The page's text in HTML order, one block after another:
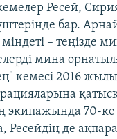
Ресей,
бар.
– теңізде
мина
кемесі 2016
экипажында 70-
де